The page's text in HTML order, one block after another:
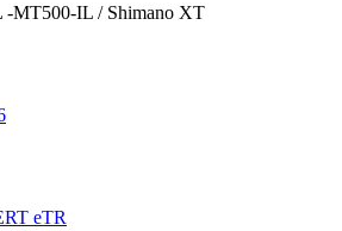
-MT500-IL / Shimano XT
eTR